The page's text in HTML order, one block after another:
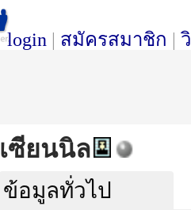
login | สมัครสมาชิก |
เซียนนิล
ข้อมูลทั่วไป